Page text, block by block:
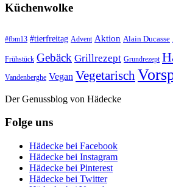
Küchenwolke
#fbm13 #tierfreitag Advent Aktion Alain Ducasse
Frühstück Gebäck Grillrezept Grundrezept
Vandenberghe Vegan Vegetarisch
Der Genussblog von Hädecke
Folge uns
Hädecke bei Facebook
Hädecke bei Instagram
Hädecke bei Pinterest
Hädecke bei Twitter